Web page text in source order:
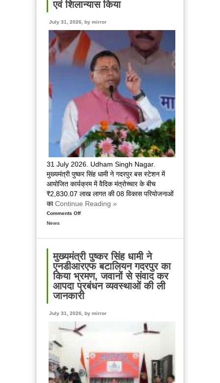
मुख्यमंत्री
ने
तत्काल
संज्ञान,
अधिकारियों
शीघ्र
निर्देश
दिये
एवं शिलान्यास किया
July 31, 2026, by mirror
31 July 2026. Udham Singh Nagar.
मुख्यमंत्री पुष्कर सिंह धामी ने गदरपुर बस स्टेशन में
आयोजित कार्यक्रम में वैदिक मंत्रोच्चार के बीच
₹2,830.07 लाख लागत की 08 विकास परियोजनाओं
काContinue Reading »
Comments Offon
धामी
ने
गदरपुर
में
₹2,830.07
की
परियोजनाओं
लोकार्पण
एवं
शिलान्यास
किया
News
मुख्यमंत्री पुष्कर सिंह धामी ने
एनडीआरएफ बटालियन गदरपुर का
किया भ्रमण, जवानों से संवाद कर
आपदा प्रबंधन व्यवस्थाओं की ली
जानकारी
July 31, 2026, by mirror